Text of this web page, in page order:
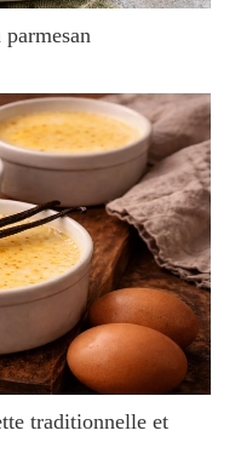
traditionnelle et